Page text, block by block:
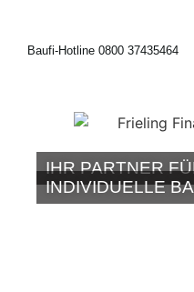
Baufi-Hotline 0800 37435464
IHR PARTNER
INDIVIDUELLE